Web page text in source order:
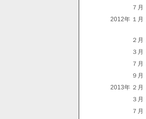
７月
2012年 １月
２月
３月
７月
９月
2013年 ２月
３月
７月